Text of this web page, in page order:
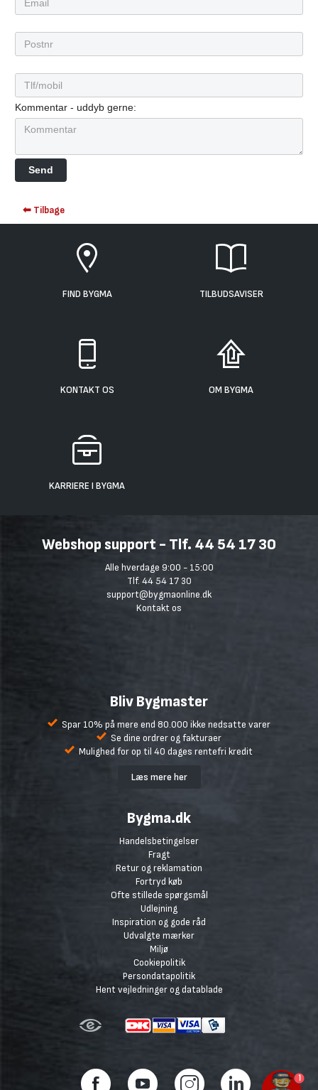
Kommentar - uddyb gerne:
⬅ Tilbage
FIND BYGMA TILBUDSAVISER
KONTAKT OS OM BYGMA
KARRIERE I BYGMA
Webshop support - Tlf. 44 54 17 30
Alle hverdage 9:00 - 15:00
Tlf. 44 54 17 30
support@bygmaonline.dk
Kontakt os
Bliv Bygmaster
Spar 10% på mere end 80.000 ikke nedsatte varer
Se dine ordrer og fakturaer
Mulighed for op til 40 dages rentefri kredit
Læs mere her
Bygma.dk
Handelsbetingelser
Fragt
Retur og reklamation
Fortryd køb
Ofte stillede spørgsmål
Udlejning
Inspiration og gode råd
Udvalgte mærker
Miljø
Cookiepolitik
Persondatapolitik
Hent vejledninger og datablade
1